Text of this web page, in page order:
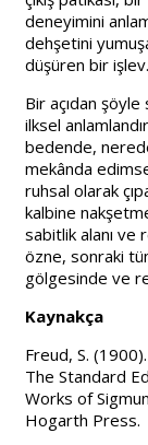
deneyimini
dehşetini
düşüren bir işlev.
Bir açıdan
ilksel
bedende,
mekânda
ruhsal olarak
kalbine
sabitlik alanı ve
özne, sonraki
gölgesinde ve
Kaynakça
Freud, S.
The Standard
Works of
Hogarth Press.